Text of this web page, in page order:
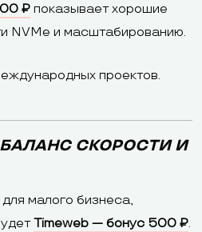
₽ показывает хорошие
NVMe и масштабированию.
проектов.
БАЛАНС СКОРОСТИ И
малого бизнеса,
Timeweb — бонус 500 ₽.